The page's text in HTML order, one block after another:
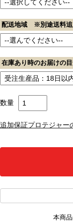
配送地域 ※別途送料追
在庫あり時のお届けの
数量
追加保証プロテジャー
本商